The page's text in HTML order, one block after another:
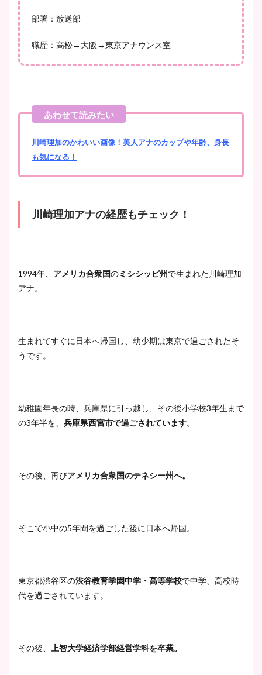
部署：放送部
職歴：高松→大阪→東京アナウンス室
川崎理加のかわいい画像！美人アナのカップや年齢、身長
も気になる！
川崎理加アナの経歴もチェック！
1994年、 アメリカ合衆国のミシシッピ州で生まれた川崎理加
アナ。
生まれてすぐに日本へ帰国し、幼少期は東京で過ごされたそ
うです。
幼稚園年長の時、兵庫県に引っ越し、その後小学校3年生まで
の3年半を、 兵庫県西宮市で過ごされています。
その後、再びアメリカ合衆国のテネシー州へ。
そこで小中の5年間を過ごした後に日本へ帰国。
東京都渋谷区の渋谷教育学園中学・高等学校で中学、高校時
代を過ごされています。
その後、 上智大学経済学部経営学科を卒業。